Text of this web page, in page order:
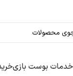
خدمات بوست بازی‌